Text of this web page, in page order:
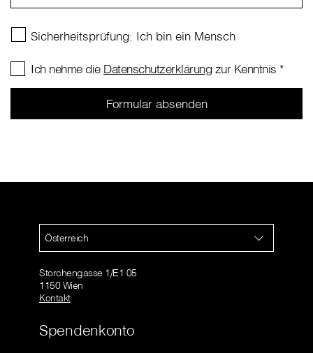
Ich nehme die Datenschutzerklärung zur Kenntnis *
Österreich
Storchengasse 1/E1 05
1150 Wien
Kontakt
Spendenkonto